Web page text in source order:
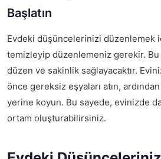
Başlatın
Evdeki düşüncelerinizi düzenlemek
temizleyip düzenlemeniz gerekir. Bu
düzen ve sakinlik sağlayacaktır.
önce gereksiz eşyaları atın,
yerine koyun. Bu sayede, evinizde
ortam oluşturabilirsiniz.